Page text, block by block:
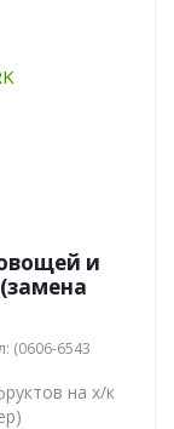
и
(0606-6543
на х/к